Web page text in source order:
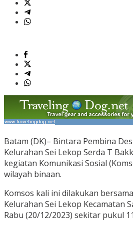
Batam (DK)– Bintara Pembina
Kelurahan Sei Lekop Serda T
kegiatan Komunikasi Sosial
wilayah binaan.
Komsos kali ini dilakukan
Kelurahan Sei Lekop Kecamatan
Rabu (20/12/2023) sekitar pukul